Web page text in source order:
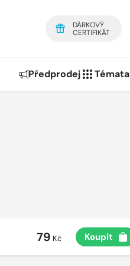
DÁRKOVÝ
CERTIFIKÁT
Předprodej Témata
79 Kč Koupit